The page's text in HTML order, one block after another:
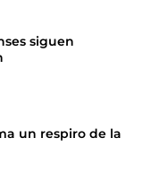
siguen
un respiro de la